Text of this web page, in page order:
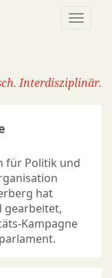
Interdisziplinär.
für Politik und
hat
gearbeitet,
Kampagne